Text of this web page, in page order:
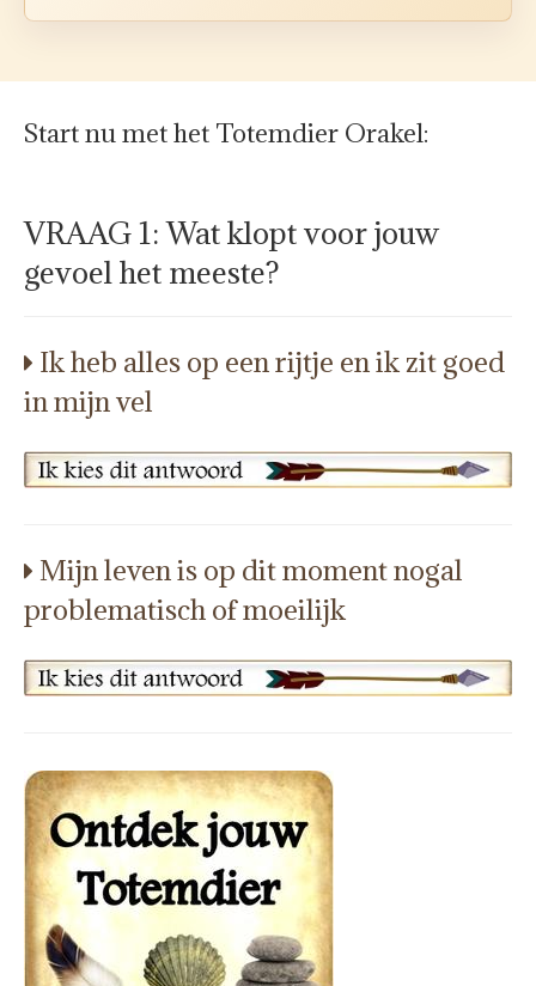
Start nu met het Totemdier Orakel:
VRAAG 1: Wat klopt voor jouw
gevoel het meeste?
Ik heb alles op een rijtje en ik zit goed
in mijn vel
Mijn leven is op dit moment nogal
problematisch of moeilijk